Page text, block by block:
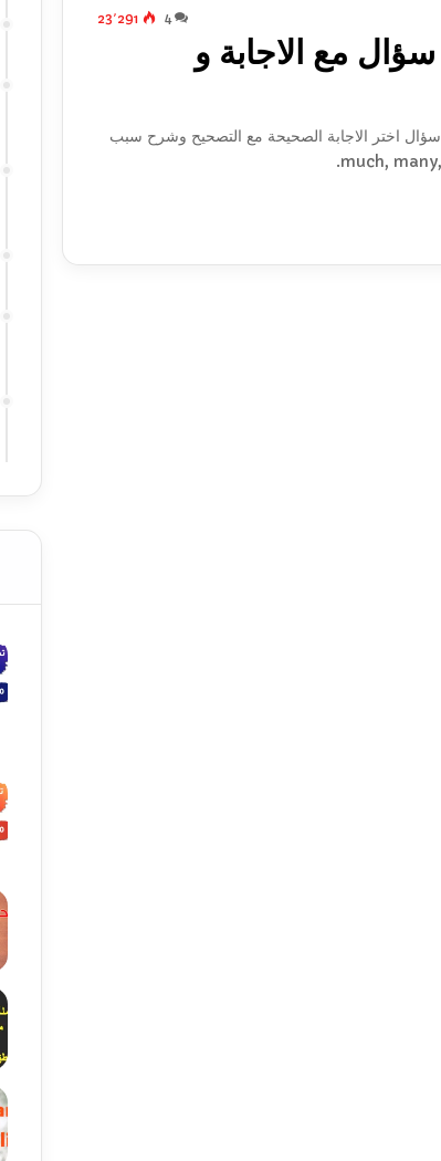
4 23٬291
تمارين على much many – 20 سؤال مع الاجابة و
قم بحل اختبار و تمارين على much many little few مكون من 20 سؤال اختر الاجابة الصحيحة مع التصحيح وشرح سبب